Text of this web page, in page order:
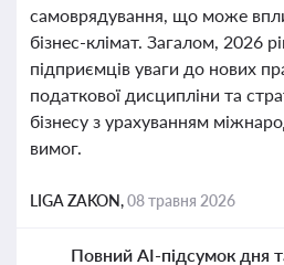
самоврядування, що може
бізнес-клімат. Загалом, 2026
підприємців уваги до нових
податкової дисципліни та
бізнесу з урахуванням
вимог.
LIGA ZAKON,08 травня 2026
Повний AI-підсумок дня